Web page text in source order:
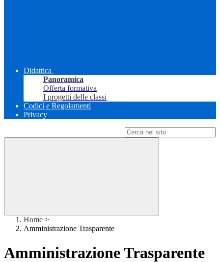
Didattica
Panoramica
Offerta formativa
I progetti delle classi
Codici e Regolamenti
Privacy
Home >
Amministrazione Trasparente
Amministrazione Trasparente